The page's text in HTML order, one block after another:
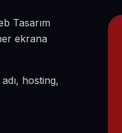
Tasarım
ekrana
hosting,